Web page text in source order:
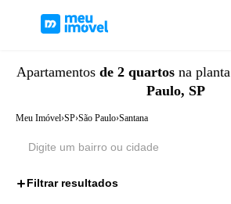
Apartamentos de 2 quartos na planta
Paulo, SP
Meu Imóvel›SP›São Paulo›Santana
Filtrar resultados